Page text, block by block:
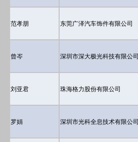
范孝朋 东莞广泽汽车饰件有限公司
曾岑 深圳市深大极光科技有限公司
刘亚君 珠海格力股份有限公司
罗娟 深圳市光科全息技术有限公司